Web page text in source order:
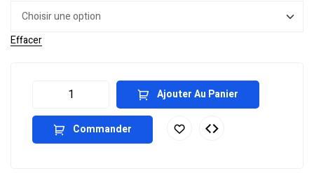
Effacer
Ajouter Au Panier
Commander